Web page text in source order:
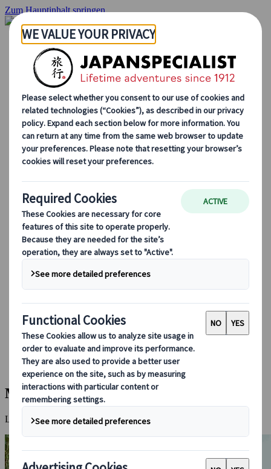
Zum Hauptinhalt springen
Startseite
Rundreisen
Individuelle Reisen
Gruppenreisen
Selbstfahrerreisen
Ausflüge
Massgeschneiderte Gruppenreisen
Japan Rail Pass
Wie wir arbeiten
Über uns
Treffen Sie unser Team
Werden Sie Teil unseres Teams
Saisonale Reisetipps
Highlights des Reiseziels
Kulturelle Einblicke
Kulinarische Erlebnisse
Entdecke Japan mit dem Zug
Häufig gestellte Fragen
Wichtige Informationen
Etikette in Japan
Autofahren in Japan
Bei uns buchen
Japan Rail Pass
Unterkunft
Online-Beratung
Japanspecialist
Reiseziele
Alle Reiseziele
Matsuyama
Matsuyama
Lässige Eleganz in der grössten Stadt Shikokus